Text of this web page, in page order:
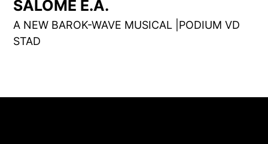
SALOMÉ E.A.
A NEW BAROK-WAVE MUSICAL |PODIUM VD
STAD